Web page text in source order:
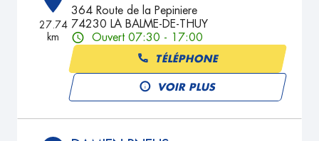
27.74
km
364 Route de la Pepiniere
74230 LA BALME-DE-THUY
Ouvert 07:30 - 17:00
TÉLÉPHONE
VOIR PLUS